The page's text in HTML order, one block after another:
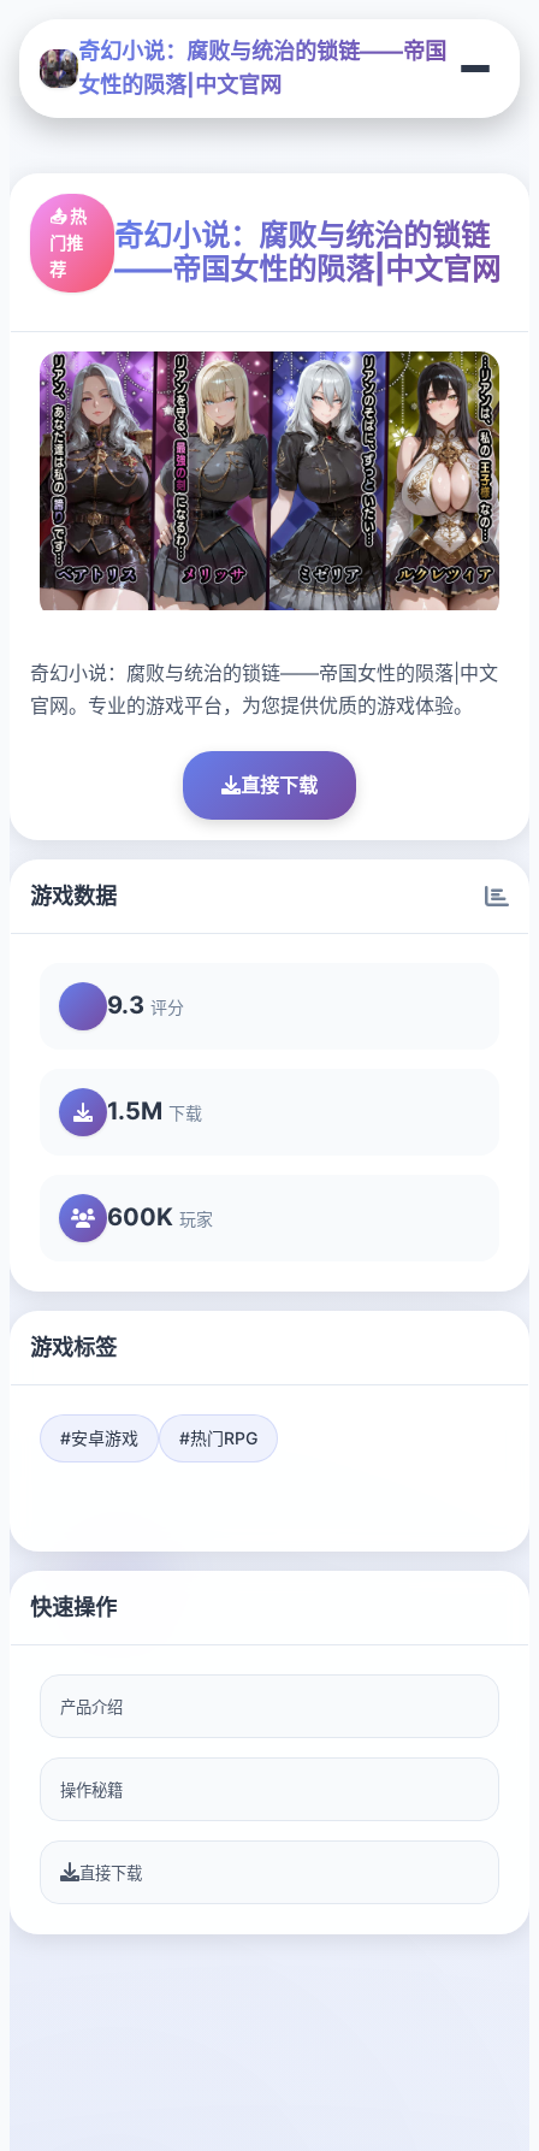
奇幻小说：腐败与统治的锁链——帝国
女性的陨落|中文官网
📤 热
门推
荐
奇幻小说：腐败与统治的锁链
——帝国女性的陨落|中文官网
奇幻小说：腐败与统治的锁链——帝国女性的陨落|中文
官网。专业的游戏平台，为您提供优质的游戏体验。
直接下载
游戏数据
9.3 评分
1.5M 下载
600K 玩家
游戏标签
#安卓游戏 #热门RPG
快速操作
产品介绍
操作秘籍
直接下载